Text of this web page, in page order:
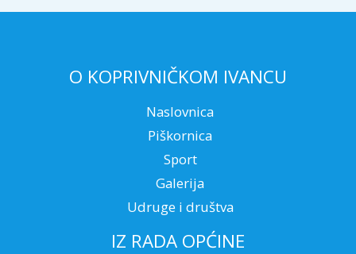
O KOPRIVNIČKOM IVANCU
Naslovnica
Piškornica
Sport
Galerija
Udruge i društva
IZ RADA OPĆINE